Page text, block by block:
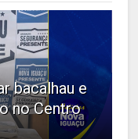
bacalhau e
no Centro